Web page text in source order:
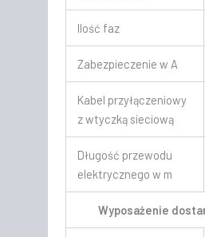
Ilość faz
Zabezpieczenie w A
Kabel przyłączeniowy
z wtyczką sieciową
Długość przewodu
elektrycznego w m
Wyposażenie